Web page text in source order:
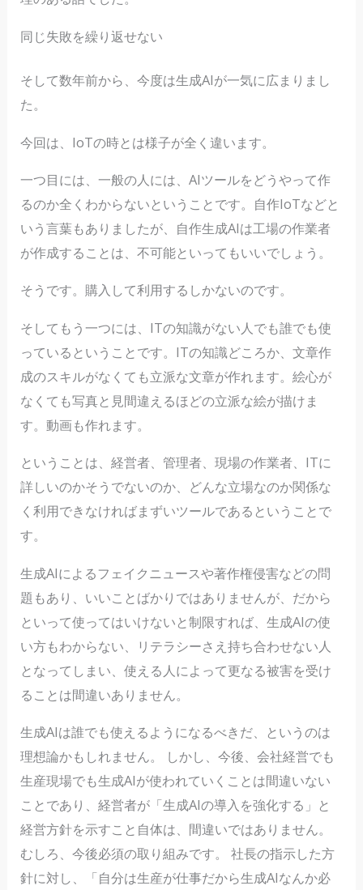
同じ失敗を繰り返せない
そして数年前から、今度は生成AIが一気に広まりまし
た。
今回は、IoTの時とは様子が全く違います。
一つ目には、一般の人には、AIツールをどうやって作
るのか全くわからないということです。自作IoTなどと
いう言葉もありましたが、自作生成AIは工場の作業者
が作成することは、不可能といってもいいでしょう。
そうです。購入して利用するしかないのです。
そしてもう一つには、ITの知識がない人でも誰でも使
っているということです。ITの知識どころか、文章作
成のスキルがなくても立派な文章が作れます。絵心が
なくても写真と見間違えるほどの立派な絵が描けま
す。動画も作れます。
ということは、経営者、管理者、現場の作業者、ITに
詳しいのかそうでないのか、どんな立場なのか関係な
く利用できなければまずいツールであるということで
す。
生成AIによるフェイクニュースや著作権侵害などの問
題もあり、いいことばかりではありませんが、だから
といって使ってはいけないと制限すれば、生成AIの使
い方もわからない、リテラシーさえ持ち合わせない人
となってしまい、使える人によって更なる被害を受け
ることは間違いありません。
生成AIは誰でも使えるようになるべきだ、というのは
理想論かもしれません。 しかし、今後、会社経営でも
生産現場でも生成AIが使われていくことは間違いない
ことであり、経営者が「生成AIの導入を強化する」と
経営方針を示すこと自体は、間違いではありません。
むしろ、今後必須の取り組みです。 社長の指示した方
針に対し、「自分は生産が仕事だから生成AIなんか必